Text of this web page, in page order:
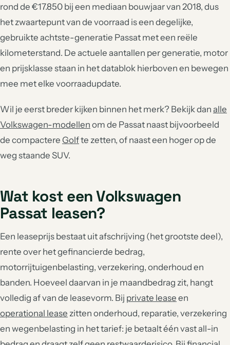
rond de €17.850 bij een mediaan bouwjaar van 2018, dus
het zwaartepunt van de voorraad is een degelijke,
gebruikte achtste-generatie Passat met een reële
kilometerstand. De actuele aantallen per generatie, motor
en prijsklasse staan in het datablok hierboven en bewegen
mee met elke voorraadupdate.
Wil je eerst breder kijken binnen het merk? Bekijk dan alle
Volkswagen-modellen om de Passat naast bijvoorbeeld
de compactere Golfte zetten, of naast een hoger op de
weg staande SUV.
Wat kost een Volkswagen
Passat leasen?
Een leaseprijs bestaat uit afschrijving (het grootste deel),
rente over het gefinancierde bedrag,
motorrijtuigenbelasting, verzekering, onderhoud en
banden. Hoeveel daarvan in je maandbedrag zit, hangt
volledig af van de leasevorm. Bij private lease en
operational lease zitten onderhoud, reparatie, verzekering
en wegenbelasting in het tarief: je betaalt één vast all-in